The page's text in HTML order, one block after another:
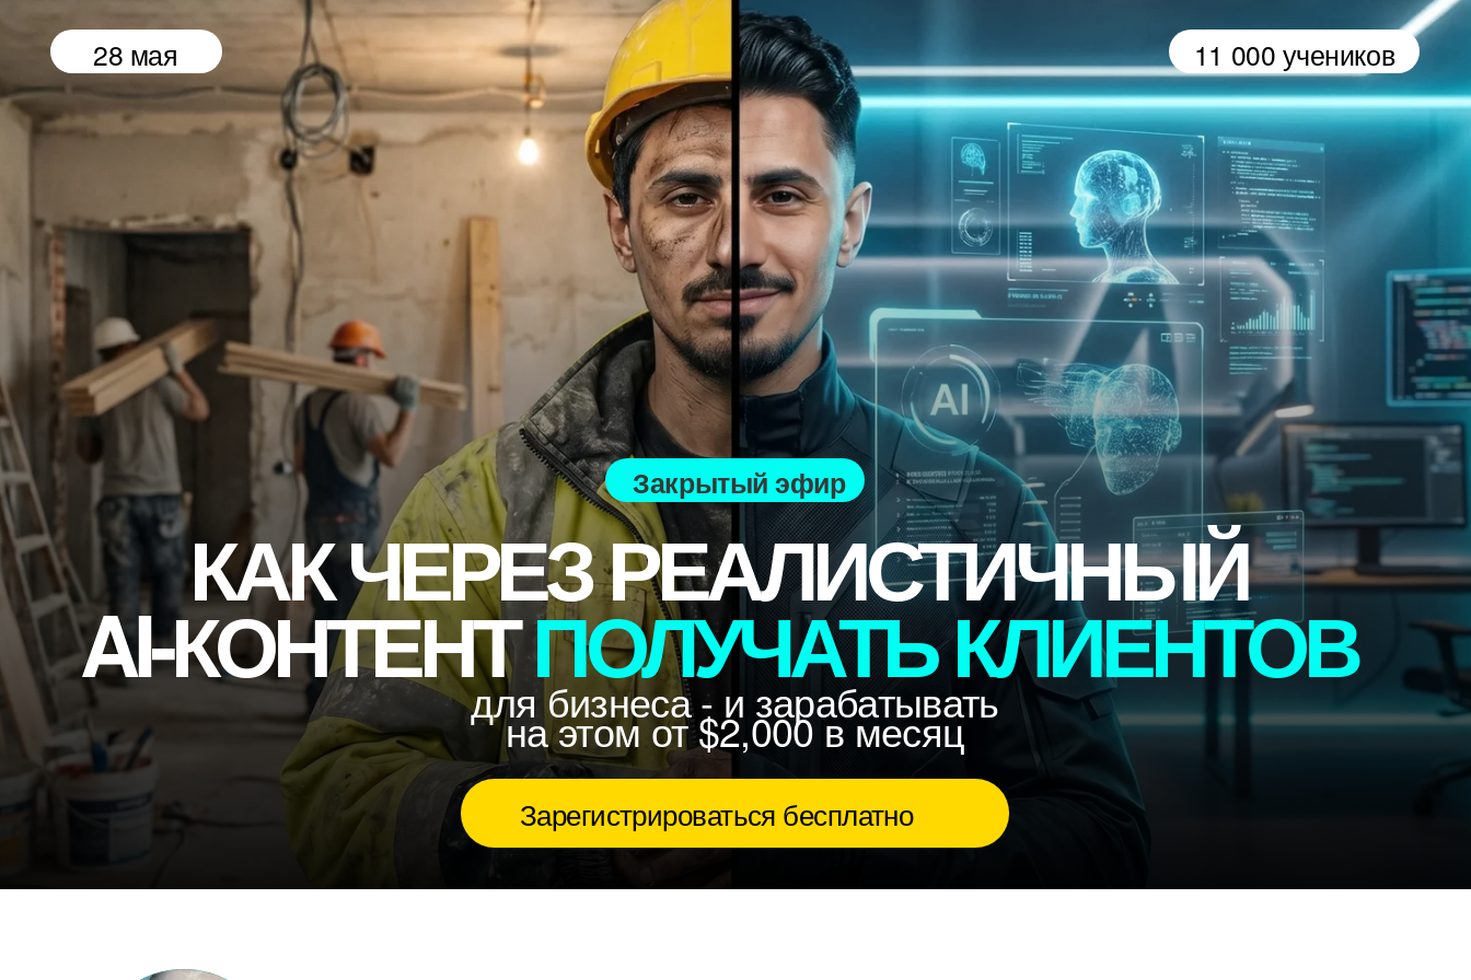
КАК ЧЕРЕЗ РЕАЛИСТИЧНЫЙ
AI-КОНТЕНТПОЛУЧАТЬ КЛИЕНТОВ
для бизнеса - и зарабатывать
на этом от $2,000 в месяц
28 мая 11 000 учеников
Зарегистрироваться бесплатно
Закрытый эфир